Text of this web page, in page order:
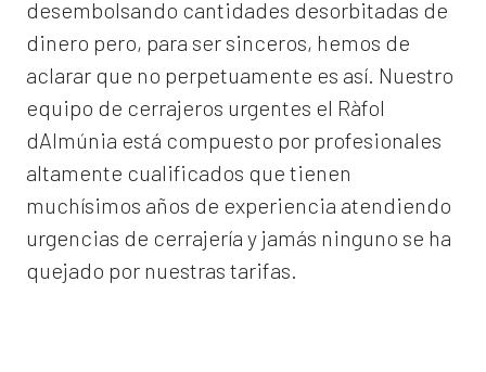
desembolsando cantidades desorbitadas de
dinero pero, para ser sinceros, hemos de
aclarar que no perpetuamente es así. Nuestro
equipo de cerrajeros urgentes el Ràfol
dAlmúnia está compuesto por profesionales
altamente cualificados que tienen
muchísimos años de experiencia atendiendo
urgencias de cerrajería y jamás ninguno se ha
quejado por nuestras tarifas.